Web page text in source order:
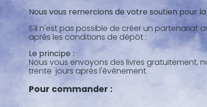
Nous vous remercions de votre soutien pour
S'il n'est pas possible de créer un partenariat
après les conditions de dépôt :
Le principe :
Nous vous envoyons des livres gratuitement,
trente jours après l'évènement.
Pour commander :